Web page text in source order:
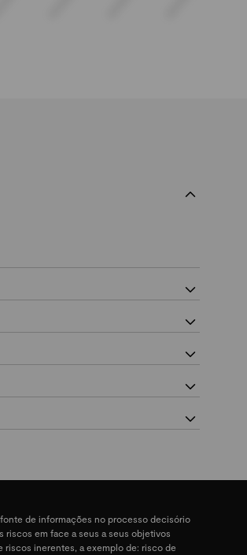
de informações no processo decisório
em face a seus a seus objetivos
riscos inerentes, a exemplo de: risco de